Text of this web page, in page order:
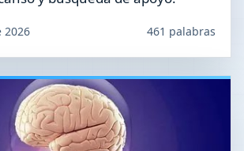
2026 461 palabras